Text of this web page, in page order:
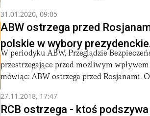
31.01.2020, 09:05
ABW ostrzega przed
polskie w wybory
W periodyku ABW, Przeglądzie
przestrzegające przed możliwym
mówiąc: ABW ostrzega przed Rosjanami.
27.11.2018, 17:47
RCB ostrzega - ktoś